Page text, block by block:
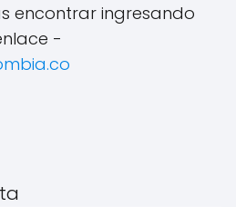
encontrar ingresando
-